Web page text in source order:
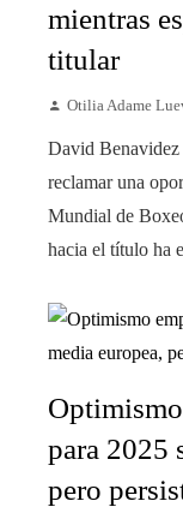
mientras
titular
Otilia Adame
David Benavidez
reclamar una
Mundial de
hacia el título ha
para 2025
pero